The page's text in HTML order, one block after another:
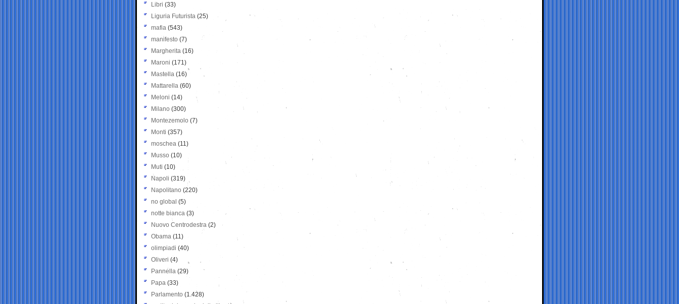
Libri (33)
Liguria Futurista (25)
mafia (543)
manifesto (7)
Margherita (16)
Maroni (171)
Mastella (16)
Mattarella (60)
Meloni (14)
Milano (300)
Montezemolo (7)
Monti (357)
moschea (11)
Musso (10)
Muti (10)
Napoli (319)
Napolitano (220)
no global (5)
notte bianca (3)
Nuovo Centrodestra (2)
Obama (11)
olimpiadi (40)
Oliveri (4)
Pannella (29)
Papa (33)
Parlamento (1.428)